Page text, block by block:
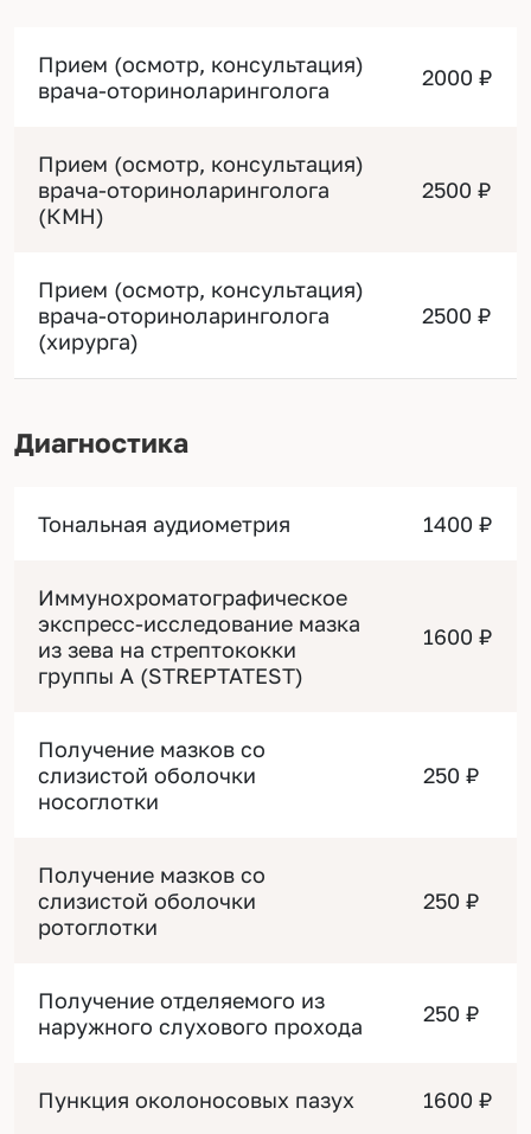
Прием (осмотр, консультация)
врача-оториноларинголога
2000 ₽
Прием (осмотр, консультация)
врача-оториноларинголога
(КМН)
2500 ₽
Прием (осмотр, консультация)
врача-оториноларинголога
(хирурга)
2500 ₽
Диагностика
Тональная аудиометрия 1400 ₽
Иммунохроматографическое
экспресс-исследование мазка
из зева на стрептококки
группы А (STREPTATEST)
1600 ₽
Получение мазков со
слизистой оболочки
носоглотки
250 ₽
Получение мазков со
слизистой оболочки
ротоглотки
250 ₽
Получение отделяемого из
наружного слухового прохода
250 ₽
Пункция околоносовых пазух 1600 ₽